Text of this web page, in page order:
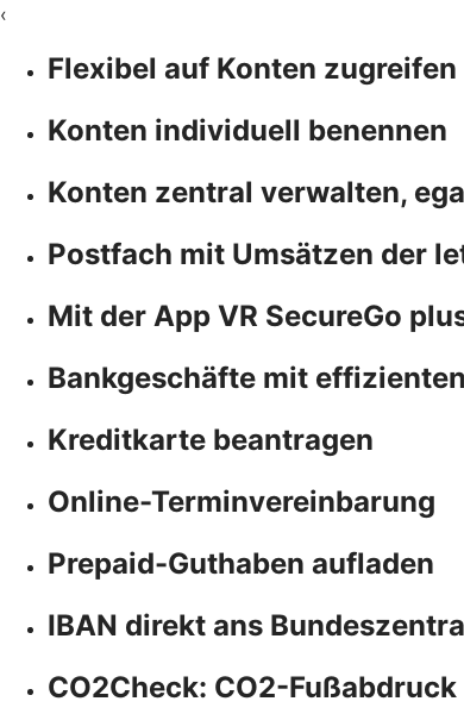
‹
Flexibel auf Konten zugreifen
Konten individuell benennen
Konten zentral verwalten,
Postfach mit Umsätzen der
Mit der App VR SecureGo
Bankgeschäfte mit
Kreditkarte beantragen
Online-Terminvereinbarung
Prepaid-Guthaben aufladen
IBAN direkt ans
CO2Check: CO2-